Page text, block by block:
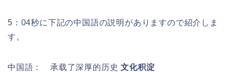
5：04秒に下記の中国語の説明がありますので紹介しま
す。
中国語： 承载了深厚的历史文化积淀